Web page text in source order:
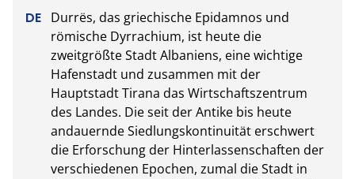
Durrës, das griechische Epidamnos und
römische Dyrrachium, ist heute die
zweitgrößte Stadt Albaniens, eine wichtige
Hafenstadt und zusammen mit der
Hauptstadt Tirana das Wirtschaftszentrum
des Landes. Die seit der Antike bis heute
andauernde Siedlungskontinuität erschwert
die Erforschung der Hinterlassenschaften der
verschiedenen Epochen, zumal die Stadt in